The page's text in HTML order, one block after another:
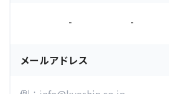
- -
メールアドレス